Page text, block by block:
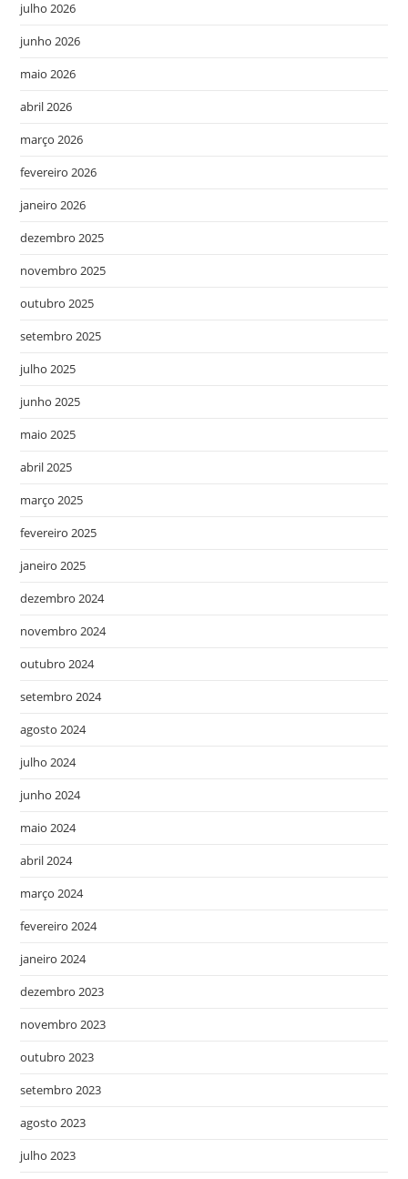
julho 2026
junho 2026
maio 2026
abril 2026
março 2026
fevereiro 2026
janeiro 2026
dezembro 2025
novembro 2025
outubro 2025
setembro 2025
julho 2025
junho 2025
maio 2025
abril 2025
março 2025
fevereiro 2025
janeiro 2025
dezembro 2024
novembro 2024
outubro 2024
setembro 2024
agosto 2024
julho 2024
junho 2024
maio 2024
abril 2024
março 2024
fevereiro 2024
janeiro 2024
dezembro 2023
novembro 2023
outubro 2023
setembro 2023
agosto 2023
julho 2023